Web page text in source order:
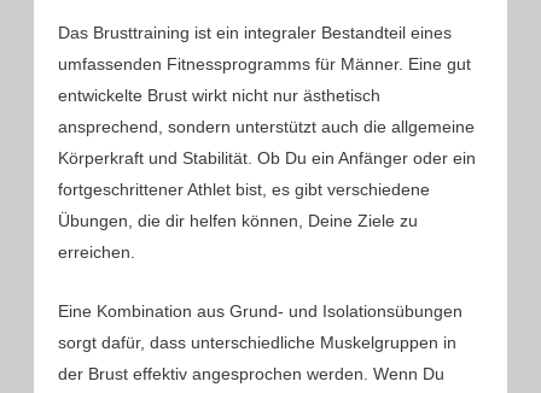
Das Brusttraining ist ein integraler Bestandteil eines
umfassenden Fitnessprogramms für Männer. Eine gut
entwickelte Brust wirkt nicht nur ästhetisch
ansprechend, sondern unterstützt auch die allgemeine
Körperkraft und Stabilität. Ob Du ein Anfänger oder ein
fortgeschrittener Athlet bist, es gibt verschiedene
Übungen, die dir helfen können, Deine Ziele zu
erreichen.
Eine Kombination aus Grund- und Isolationsübungen
sorgt dafür, dass unterschiedliche Muskelgruppen in
der Brust effektiv angesprochen werden. Wenn Du